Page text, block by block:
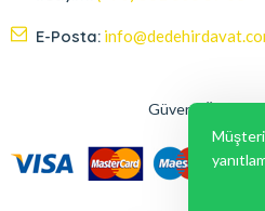
E-Posta:
Güvenli Ödeme
Müşteri